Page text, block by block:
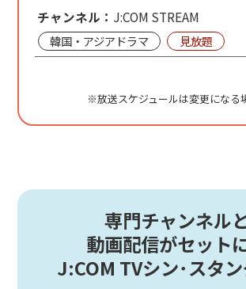
チャンネル： J:COM STREAM
韓国・アジアドラマ 見放題
※放送スケジュールは変更になる
専門チャンネル
動画配信がセットに
J:COM TVシン･スタ